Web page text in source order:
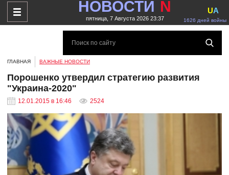
НОВОСТИ N
пятница, 7 Августа 2026 23:37 1626 дней войны
UA
ГЛАВНАЯ ВАЖНЫЕ НОВОСТИ
Порошенко утвердил стратегию развития
"Украина-2020"
12.01.2015 в 16:46 2524